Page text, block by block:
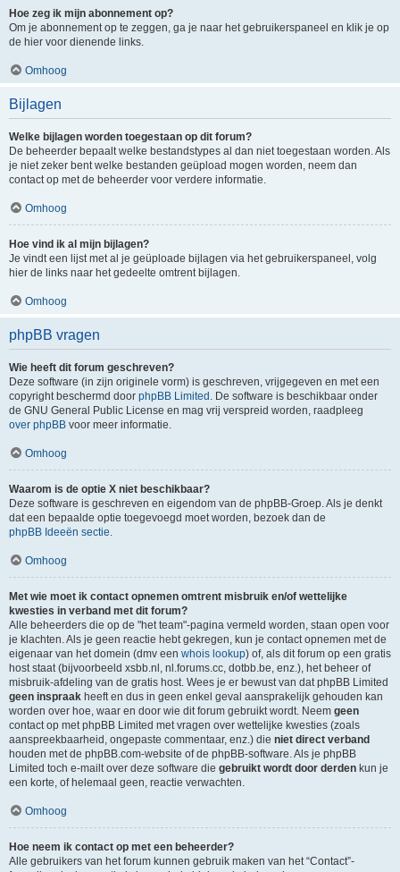
Hoe zeg ik mijn abonnement op?
Om je abonnement op te zeggen, ga je naar het gebruikerspaneel en klik je op
de hier voor dienende links.
Omhoog
Bijlagen
Welke bijlagen worden toegestaan op dit forum?
De beheerder bepaalt welke bestandstypes al dan niet toegestaan worden. Als
je niet zeker bent welke bestanden geüpload mogen worden, neem dan
contact op met de beheerder voor verdere informatie.
Omhoog
Hoe vind ik al mijn bijlagen?
Je vindt een lijst met al je geüploade bijlagen via het gebruikerspaneel, volg
hier de links naar het gedeelte omtrent bijlagen.
Omhoog
phpBB vragen
Wie heeft dit forum geschreven?
Deze software (in zijn originele vorm) is geschreven, vrijgegeven en met een
copyright beschermd door phpBB Limited . De software is beschikbaar onder
de GNU General Public License en mag vrij verspreid worden, raadpleeg
over phpBB voor meer informatie.
Omhoog
Waarom is de optie X niet beschikbaar?
Deze software is geschreven en eigendom van de phpBB-Groep. Als je denkt
dat een bepaalde optie toegevoegd moet worden, bezoek dan de
phpBB Ideeën sectie
Omhoog
Met wie moet ik contact opnemen omtrent misbruik en/of wettelijke
kwesties in verband met dit forum?
Alle beheerders die op de "het team"-pagina vermeld worden, staan open voor
je klachten. Als je geen reactie hebt gekregen, kun je contact opnemen met de
eigenaar van het domein (dmv een whois lookup) of, als dit forum op een gratis
host staat (bijvoorbeeld xsbb.nl, nl.forums.cc, dotbb.be, enz.), het beheer of
misbruik-afdeling van de gratis host. Wees je er bewust van dat phpBB Limited
geen inspraak heeft en dus in geen enkel geval aansprakelijk gehouden kan
worden over hoe, waar en door wie dit forum gebruikt wordt. Neem geen
contact op met phpBB Limited met vragen over wettelijke kwesties (zoals
aanspreekbaarheid, ongepaste commentaar, enz.) die niet direct verband
houden met de phpBB.com-website of de phpBB-software. Als je phpBB
Limited toch e-mailt over deze software die gebruikt wordt door derden kun je
een korte, of helemaal geen, reactie verwachten.
Omhoog
Hoe neem ik contact op met een beheerder?
Alle gebruikers van het forum kunnen gebruik maken van het “Contact”-